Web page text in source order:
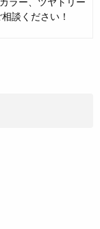
ラー、ツヤトリー
談ください！